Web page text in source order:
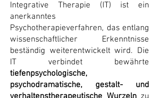
Integrative Therapie (IT) ist ein
anerkanntes
Psychotherapieverfahren, das entlang
wissenschaftlicher Erkenntnisse
beständig weiterentwickelt wird. Die
IT verbindet bewährte
tiefenpsychologische,
psychodramatische, gestalt- und